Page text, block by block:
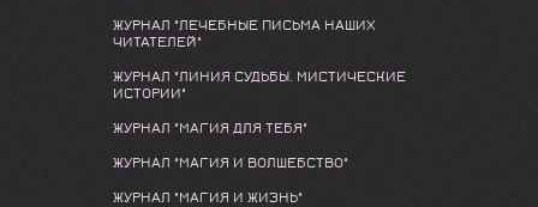
ЖУРНАЛ "ЛЕЧЕБНЫЕ ПИСЬМА НАШИХ
ЧИТАТЕЛЕЙ"
ЖУРНАЛ "ЛИНИЯ СУДЬБЫ. МИСТИЧЕСКИЕ
ИСТОРИИ"
ЖУРНАЛ "МАГИЯ ДЛЯ ТЕБЯ"
ЖУРНАЛ "МАГИЯ И ВОЛШЕБСТВО"
ЖУРНАЛ "МАГИЯ И ЖИЗНЬ"